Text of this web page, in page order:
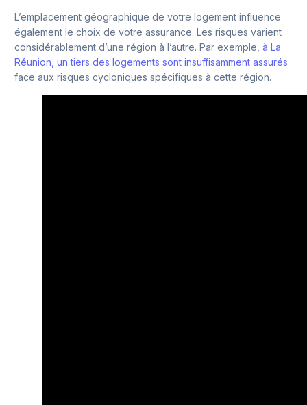
L’emplacement géographique de votre logement influence
également le choix de votre assurance. Les risques varient
considérablement d’une région à l’autre. Par exemple,à La
Réunion, un tiers des logements sont insuffisamment assurés
face aux risques cycloniques spécifiques à cette région.